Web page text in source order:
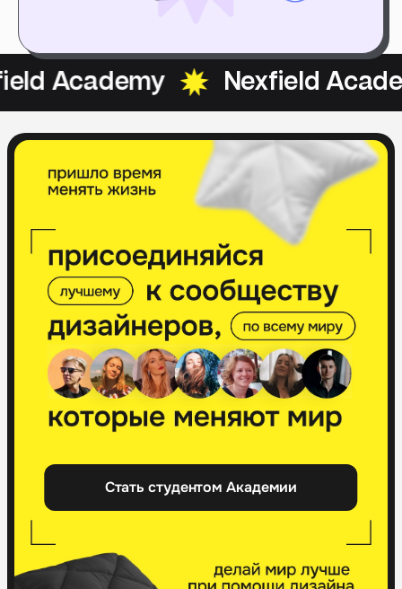
Nexfield Academy
Стать студентом Академии